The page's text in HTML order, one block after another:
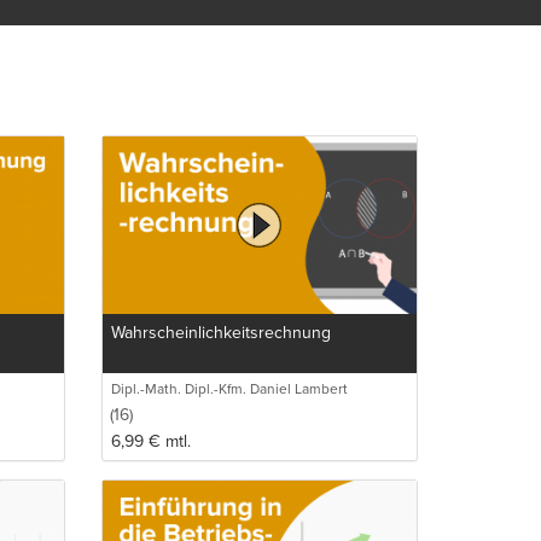
BWL
Wahrscheinlichkeitsrechnung
Dipl.-Math. Dipl.-Kfm. Daniel Lambert
(16)
6,99 € mtl.